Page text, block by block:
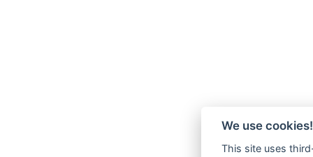
We use cookies!
This site uses